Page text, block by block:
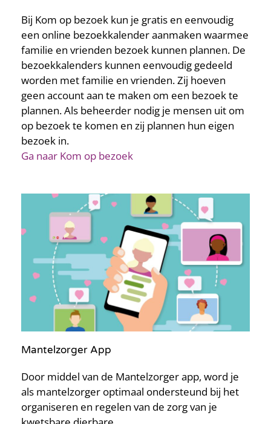
Bij Kom op bezoek kun je gratis en eenvoudig
een online bezoekkalender aanmaken waarmee
familie en vrienden bezoek kunnen plannen. De
bezoekkalenders kunnen eenvoudig gedeeld
worden met familie en vrienden. Zij hoeven
geen account aan te maken om een bezoek te
plannen. Als beheerder nodig je mensen uit om
op bezoek te komen en zij plannen hun eigen
bezoek in.
Ga naar Kom op bezoek
Mantelzorger App
Door middel van de Mantelzorger app, word je
als mantelzorger optimaal ondersteund bij het
organiseren en regelen van de zorg van je